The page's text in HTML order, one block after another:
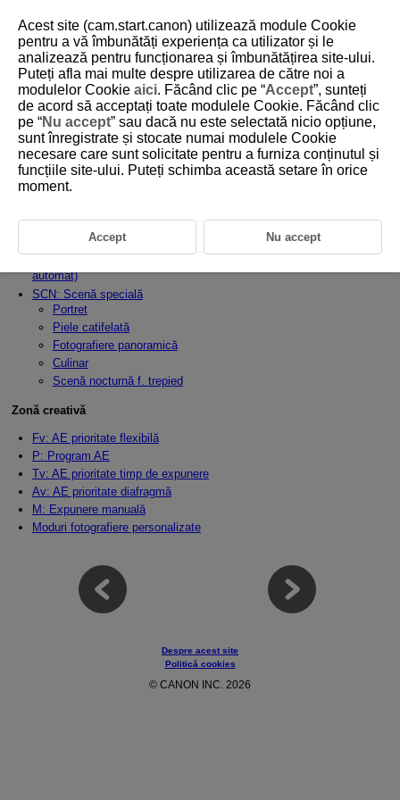
D388-041
Mod fotografiere
Acest capitol descrie cum să fotografiaţi.
În modurile din Zona de bază, anumite funcţii sunt setate automat pentru
a permite fotografiere automată completă.
automat)
SCN: Scenă specială
Portret
Piele catifelată
Fotografiere panoramică
Culinar
Scenă nocturnă f. trepied
Zonă creativă
Fv: AE prioritate flexibilă
P: Program AE
Tv: AE prioritate timp de expunere
Av: AE prioritate diafragmă
M: Expunere manuală
Moduri fotografiere personalizate
Despre acest site
Politică cookies
© CANON INC. 2026
Acest site (cam.start.canon) utilizează module Cookie
pentru a vă îmbunătăți experiența ca utilizator și le
analizează pentru funcționarea și îmbunătățirea site-ului.
Puteți afla mai multe despre utilizarea de către noi a
modulelor Cookie aici. Făcând clic pe “Accept”, sunteți
de acord să acceptați toate modulele Cookie. Făcând clic
pe “Nu accept” sau dacă nu este selectată nicio opțiune,
sunt înregistrate și stocate numai modulele Cookie
necesare care sunt solicitate pentru a furniza conținutul și
funcțiile site-ului. Puteți schimba această setare în orice
moment.
Accept Nu accept